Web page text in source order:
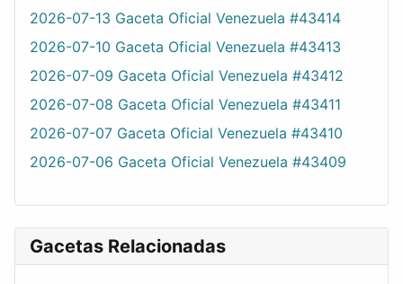
2026-07-13 Gaceta Oficial Venezuela #43414
2026-07-10 Gaceta Oficial Venezuela #43413
2026-07-09 Gaceta Oficial Venezuela #43412
2026-07-08 Gaceta Oficial Venezuela #43411
2026-07-07 Gaceta Oficial Venezuela #43410
2026-07-06 Gaceta Oficial Venezuela #43409
Gacetas Relacionadas